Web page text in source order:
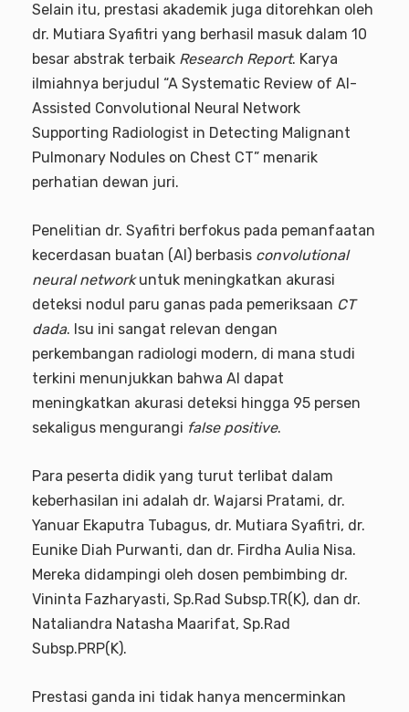
Selain itu, prestasi akademik juga ditorehkan oleh
dr. Mutiara Syafitri yang berhasil masuk dalam 10
besar abstrak terbaik Research Report. Karya
ilmiahnya berjudul “A Systematic Review of AI-
Assisted Convolutional Neural Network
Supporting Radiologist in Detecting Malignant
Pulmonary Nodules on Chest CT” menarik
perhatian dewan juri.
Penelitian dr. Syafitri berfokus pada pemanfaatan
kecerdasan buatan (AI) berbasis convolutional
neural networkuntuk meningkatkan akurasi
deteksi nodul paru ganas pada pemeriksaan CT
dada. Isu ini sangat relevan dengan
perkembangan radiologi modern, di mana studi
terkini menunjukkan bahwa AI dapat
meningkatkan akurasi deteksi hingga 95 persen
sekaligus mengurangi false positive.
Para peserta didik yang turut terlibat dalam
keberhasilan ini adalah dr. Wajarsi Pratami, dr.
Yanuar Ekaputra Tubagus, dr. Mutiara Syafitri, dr.
Eunike Diah Purwanti, dan dr. Firdha Aulia Nisa.
Mereka didampingi oleh dosen pembimbing dr.
Vininta Fazharyasti, Sp.Rad Subsp.TR(K), dan dr.
Nataliandra Natasha Maarifat, Sp.Rad
Subsp.PRP(K).
Prestasi ganda ini tidak hanya mencerminkan